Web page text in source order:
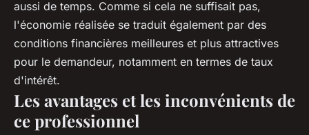
aussi de temps. Comme si cela ne suffisait pas,
l'économie réalisée se traduit également par des
conditions financières meilleures et plus attractives
pour le demandeur, notamment en termes de taux
d'intérêt.
Les avantages et les inconvénients de
ce professionnel